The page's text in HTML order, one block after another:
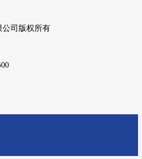
公司版权所有